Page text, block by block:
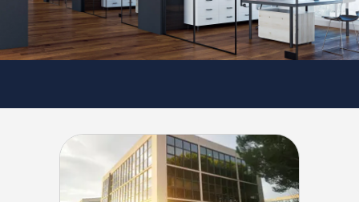
5 agences immobileres